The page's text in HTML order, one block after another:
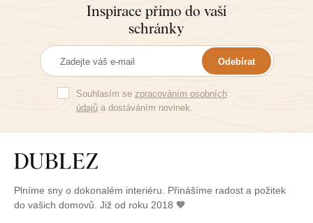
Inspirace přímo do vaší
schránky
Odebírat
Souhlasím se zpracováním osobních
údajůa dostáváním novinek.
Plníme sny o dokonalém interiéru. Přinášíme radost a požitek
do vašich domovů. Již od roku 2018 🧡